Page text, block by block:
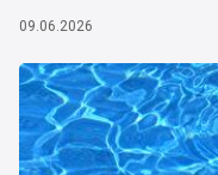
09.06.2026